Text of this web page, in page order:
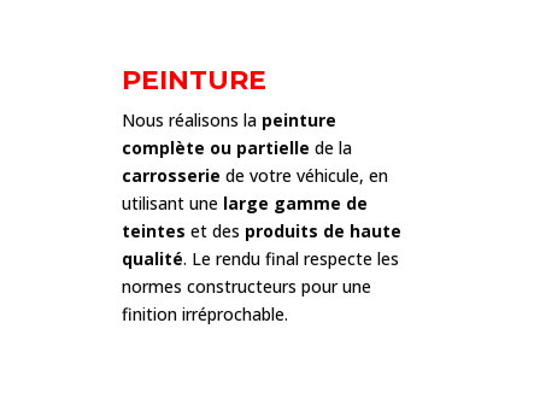
PEINTURE
Nous réalisons la peinture
complète ou partielle de la
carrosserie de votre véhicule, en
utilisant une large gamme de
teintes et des produits de haute
qualité. Le rendu final respecte les
normes constructeurs pour une
finition irréprochable.